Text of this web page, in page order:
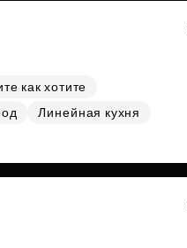
как хотите
Линейная кухня